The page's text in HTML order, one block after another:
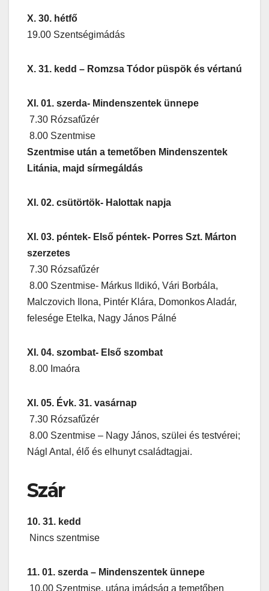
X. 30. hétfő
19.00 Szentségimádás
X. 31. kedd – Romzsa Tódor püspök és vértanú
XI. 01. szerda- Mindenszentek ünnepe
7.30 Rózsafűzér
8.00 Szentmise
Szentmise után a temetőben Mindenszentek
Litánia, majd sírmegáldás
XI. 02. csütörtök- Halottak napja
XI. 03. péntek- Első péntek- Porres Szt. Márton
szerzetes
7.30 Rózsafűzér
8.00 Szentmise- Márkus Ildikó, Vári Borbála,
Malczovich Ilona, Pintér Klára, Domonkos Aladár,
felesége Etelka, Nagy János Pálné
XI. 04. szombat- Első szombat
8.00 Imaóra
XI. 05. Évk. 31. vasárnap
7.30 Rózsafűzér
8.00 Szentmise – Nagy János, szülei és testvérei;
Nágl Antal, élő és elhunyt családtagjai.
Szár
10. 31. kedd
Nincs szentmise
11. 01. szerda – Mindenszentek ünnepe
10.00 Szentmise, utána imádság a temetőben